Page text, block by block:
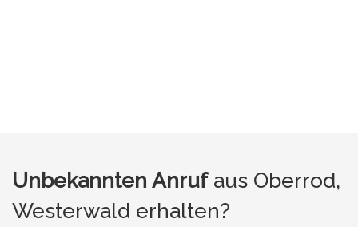
Unbekannten Anrufaus Oberrod,
Westerwald erhalten?